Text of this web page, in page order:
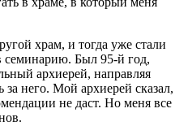
храм, и тогда уже стали
семинарию. Был 95-й год,
архиерей, направляя
за него. Мой архиерей сказал,
не даст. Но меня все